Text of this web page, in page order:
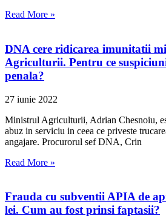
Read More »
DNA cere ridicarea imunitatii
Agriculturii. Pentru ce
penala?
27 iunie 2022
Ministrul Agriculturii, Adrian Chesnoiu,
abuz in serviciu in ceea ce priveste
angajare. Procurorul sef DNA, Crin
Read More »
Frauda cu subventii APIA de
lei. Cum au fost prinsi faptasii?